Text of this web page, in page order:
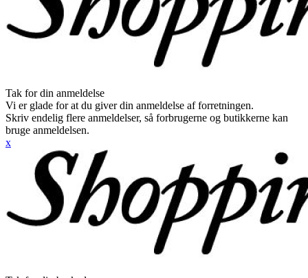
Tak for din anmeldelse
Vi er glade for at du giver din anmeldelse af forretningen.
Skriv endelig flere anmeldelser, så forbrugerne og butikkerne kan
bruge anmeldelsen.
x